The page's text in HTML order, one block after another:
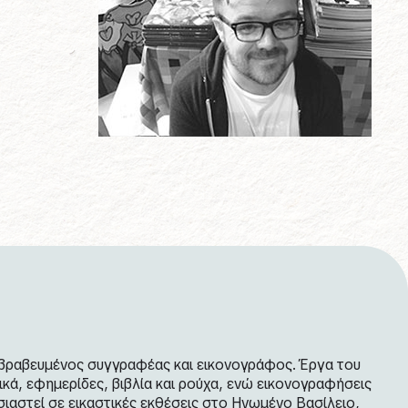
συγγραφέας και εικονογράφος. Έργα του
εφημερίδες, βιβλία και ρούχα, ενώ εικονογραφήσεις
σε εικαστικές εκθέσεις στο Ηνωμένο Βασίλειο,